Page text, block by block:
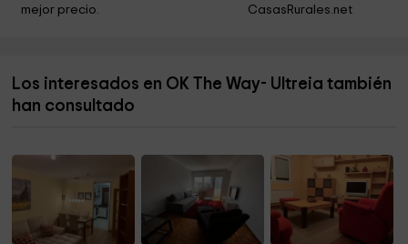
Iglesia Sta. Uxia de Pascais 7,2 km
Igrexa de Santalla de Pascais 7,2 km
mejor precio.
CasasRurales.net
Los interesados en OK The Way- Ultreia también
han consultado